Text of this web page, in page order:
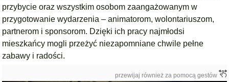
przybycie oraz wszystkim osobom zaangażowanym w
przygotowanie wydarzenia – animatorom, wolontariuszom,
partnerom i sponsorom. Dzięki ich pracy najmłodsi
mieszkańcy mogli przeżyć niezapomniane chwile pełne
zabawy i radości.
przewijaj również za pomocą gestów